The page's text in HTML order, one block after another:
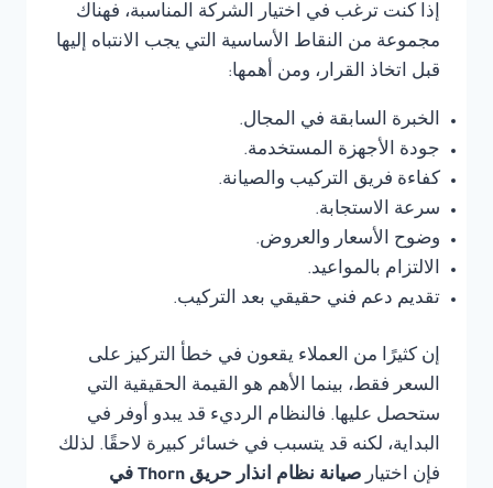
إذا كنت ترغب في اختيار الشركة المناسبة، فهناك
مجموعة من النقاط الأساسية التي يجب الانتباه إليها
قبل اتخاذ القرار، ومن أهمها:
الخبرة السابقة في المجال.
جودة الأجهزة المستخدمة.
كفاءة فريق التركيب والصيانة.
سرعة الاستجابة.
وضوح الأسعار والعروض.
الالتزام بالمواعيد.
تقديم دعم فني حقيقي بعد التركيب.
إن كثيرًا من العملاء يقعون في خطأ التركيز على
السعر فقط، بينما الأهم هو القيمة الحقيقية التي
ستحصل عليها. فالنظام الرديء قد يبدو أوفر في
البداية، لكنه قد يتسبب في خسائر كبيرة لاحقًا. لذلك
فإن اختيار
صيانة نظام انذار حريق Thorn في